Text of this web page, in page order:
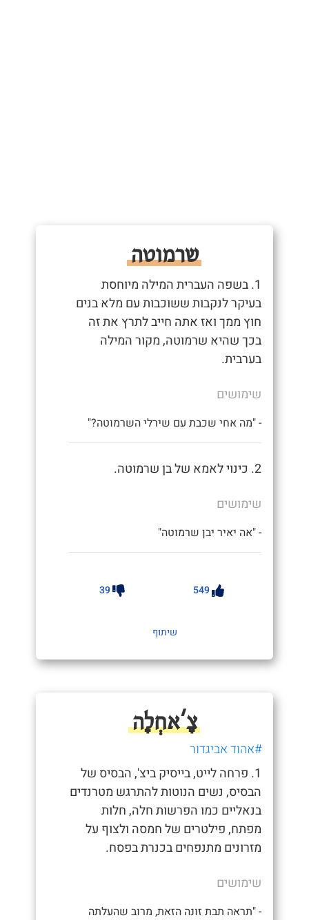
שרמוטה
1. בשפה העברית המילה מיוחסת
בעיקר לנקבות ששוכבות עם מלא בנים
חוץ ממך ואז אתה חייב לתרץ את זה
בכך שהיא שרמוטה, מקור המילה
בערבית.
שימושים
- "מה אחי שכבת עם שירלי השרמוטה?"
2. כינוי לאמא של בן שרמוטה.
שימושים
- "אה יאיר יבן שרמוטה"
549
39
שיתוף
צָ'אחְלָה
#אהוד אביגדור
1. פרחה לייט, בייסיק ביצ', הבסיס של
הבסיס, נשים הנוטות להתרגש מטרנדים
בנאליים כמו הפרשות חלה, חלות
מפתח, פילטרים של חמסה ולצוף על
מזרונים מתנפחים בכנרת בפסח.
שימושים
- "תראה תבת זונה הזאת, מרוב שהעלתה